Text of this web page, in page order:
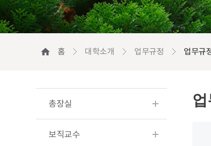
홈 대학소개 업무규정 업무규
총장실
보직교수